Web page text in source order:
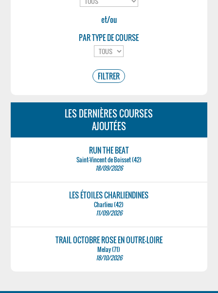
et/ou
PAR TYPE DE COURSE
LES DERNIÈRES COURSES
AJOUTÉES
RUN THE BEAT
Saint-Vincent de Boisset (42)
18/09/2026
LES ÉTOILES CHARLIENDINES
Charlieu (42)
11/09/2026
TRAIL OCTOBRE ROSE EN OUTRE-LOIRE
Melay (71)
18/10/2026